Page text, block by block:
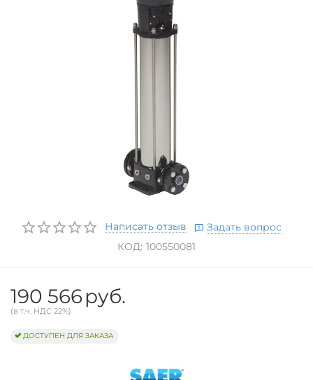
Написать отзыв
Задать вопрос
КОД: 100550081
190 566руб.
(в т.ч. НДС 22%)
ДОСТУПЕН ДЛЯ ЗАКАЗА